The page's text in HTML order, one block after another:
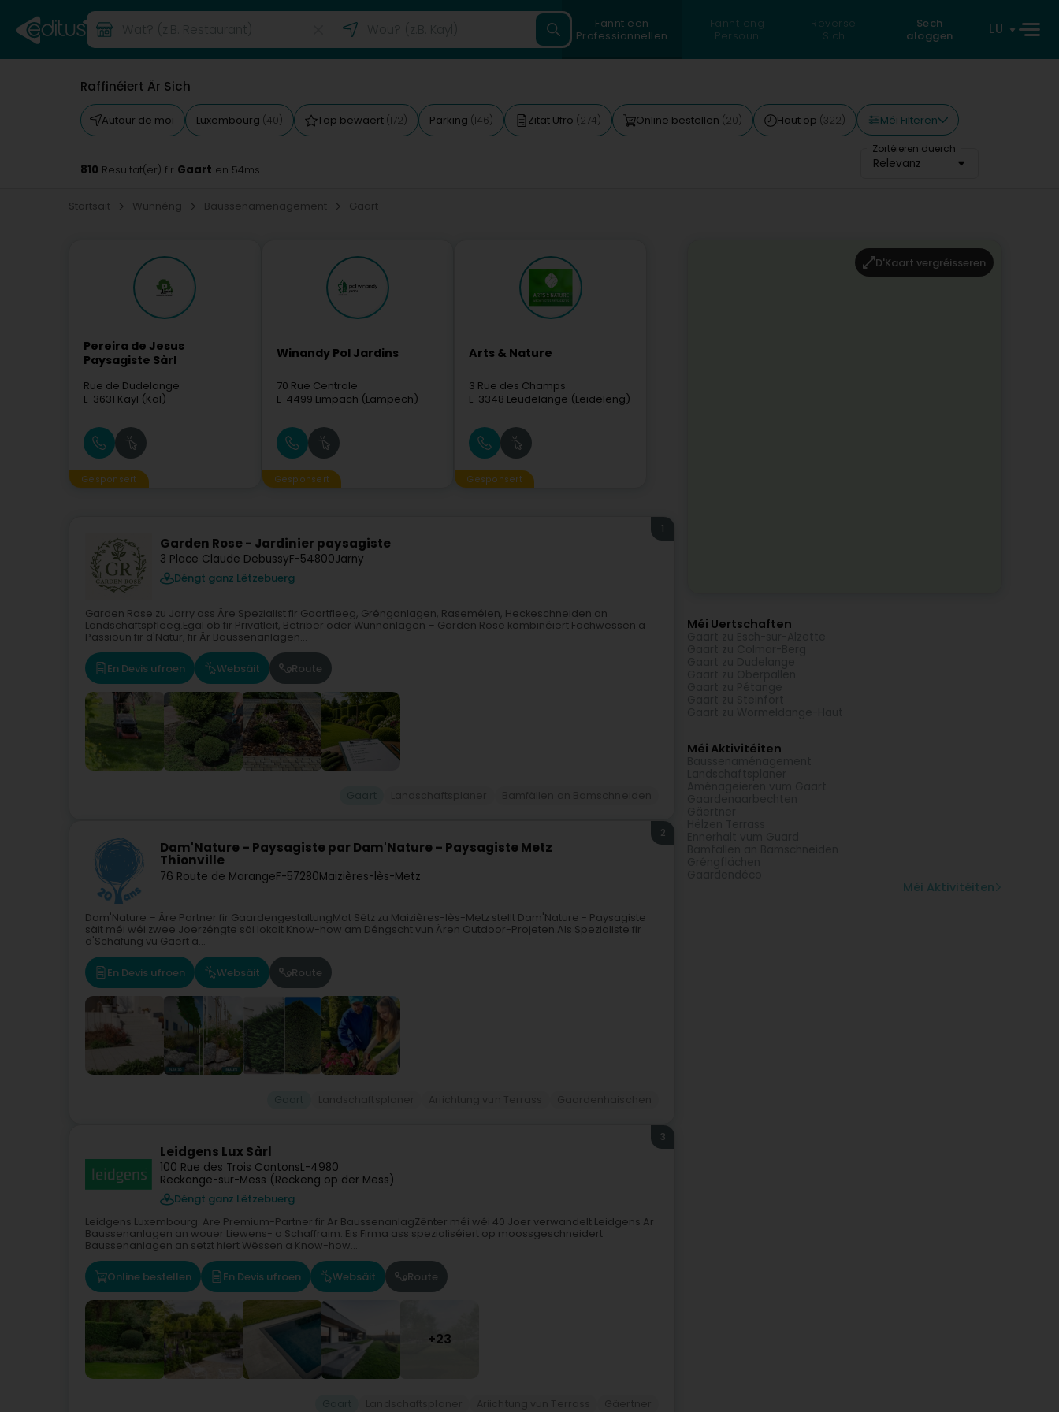
Fannt een
Professionnellen
Fannt eng
Persoun
Reverse
Sich
Sech
aloggen
LU
Raffinéiert Är Sich
Autour de moi Luxembourg (40) Top bewäert (172) Parking (146) Zitat Ufro (274) Online bestellen (20) Haut op (322) Méi Filteren
Zortéieren duerch
Relevanz
810 Resultat(er) fir Gaart en 54ms
Startsäit Wunnéng Baussenamenagement Gaart
Pereira de Jesus
Paysagiste Sàrl
Rue de Dudelange
L-3631 Kayl (Käl)
Gesponsert
Winandy Pol Jardins
70 Rue Centrale
L-4499 Limpach (Lampech)
Gesponsert
Arts & Nature
3 Rue des Champs
L-3348 Leudelange (Leideleng)
Gesponsert
Garden Rose - Jardinier paysagiste
3 Place Claude DebussyF-54800Jarny
Déngt ganz Lëtzebuerg
1
Garden Rose zu Jarry ass Äre Spezialist fir Gaartfleeg, Grénganlagen, Raseméien, Heckeschneiden an
Landschaftspfleeg.Egal ob fir Privatleit, Betriber oder Wunnanlagen – Garden Rose kombinéiert Fachwëssen a
Passioun fir d'Natur, fir Är Baussenanlagen...
En Devis ufroen Websäit Route
Dam'Nature – Paysagiste par Dam'Nature – Paysagiste Metz
Thionville
76 Route de MarangeF-57280Maizières-lès-Metz
2
Dam'Nature – Äre Partner fir GaardengestaltungMat Sëtz zu Maizières-lès-Metz stellt Dam'Nature - Paysagiste
säit méi wéi zwee Joerzéngte säi lokalt Know-how am Déngscht vun Ären Outdoor-Projeten.Als Spezialiste fir
d'Schafung vu Gäert a...
En Devis ufroen Websäit Route
Leidgens Lux Sàrl
100 Rue des Trois CantonsL-4980
Reckange-sur-Mess (Reckeng op der Mess)
Déngt ganz Lëtzebuerg
3
Leidgens Luxembourg: Äre Premium-Partner fir Är BaussenanlagZënter méi wéi 40 Joer verwandelt Leidgens Är
Baussenanlagen an wouer Liewens- a Schaffraim. Eis Firma ass spezialiséiert op moossgeschneidert
Baussenanlagen an setzt hiert Wëssen a Know-how...
Online bestellen En Devis ufroen Websäit Route
+23
D'Kaart vergréisseren
Méi Uertschaften
Méi Aktivitéiten
Méi Aktivitéiten